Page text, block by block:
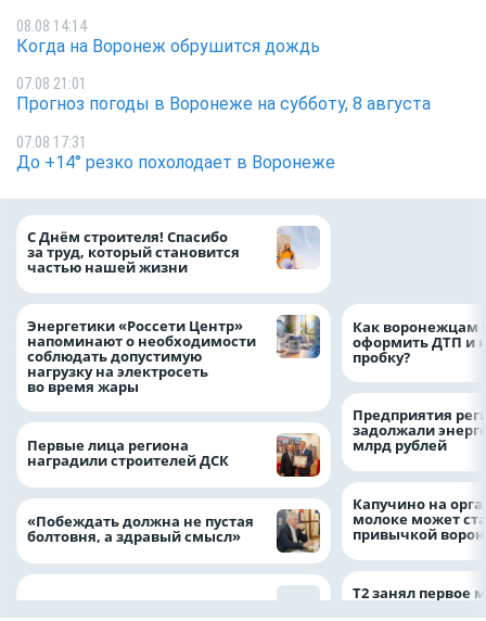
08.08 14:14
Когда на Воронеж обрушится дождь
07.08 21:01
Прогноз погоды в Воронеже на субботу, 8 августа
07.08 17:31
До +14° резко похолодает в Воронеже
С Днём строителя! Спасибо
за труд, который становится
частью нашей жизни
Энергетики «Россети Центр»
напоминают о необходимости
соблюдать допустимую
нагрузку на электросеть
во время жары
Первые лица региона
наградили строителей ДСК
«Побеждать должна не пустая
болтовня, а здравый смысл»
Как воронежцам
оформить ДТП и
пробку?
Предприятия
задолжали
млрд рублей
Капучино на
молоке может
привычкой
Т2 занял первое